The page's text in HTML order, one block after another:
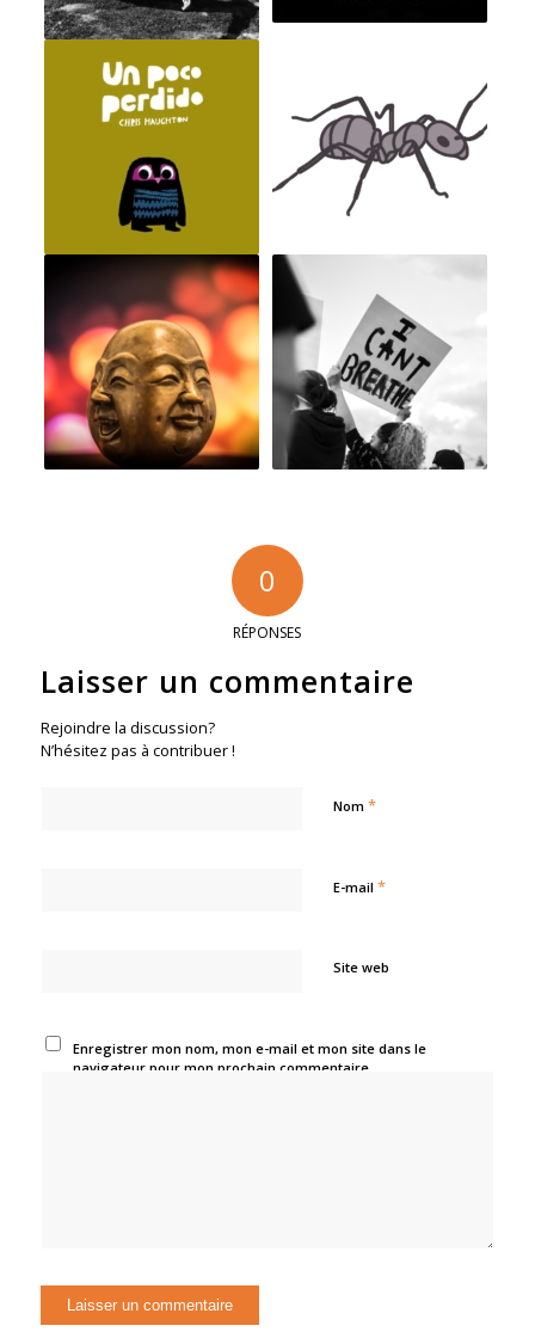
0
RÉPONSES
Laisser un commentaire
Rejoindre la discussion?
N’hésitez pas à contribuer !
Nom *
E-mail *
Site web
Enregistrer mon nom, mon e-mail et mon site dans le
navigateur pour mon prochain commentaire.